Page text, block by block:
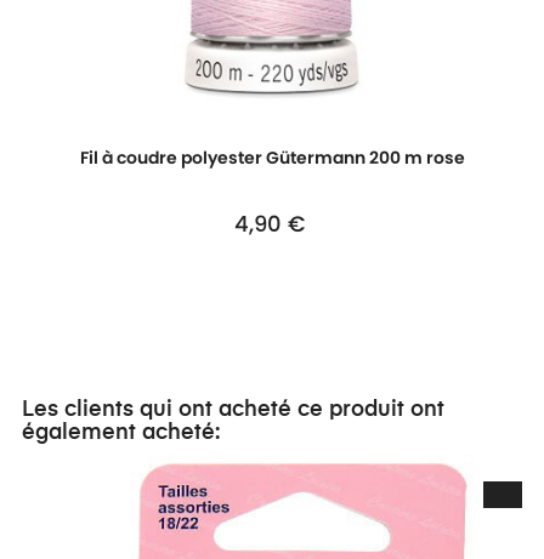
Fil à coudre polyester Gütermann 200 m rose
Prix
4,90 €
Les clients qui ont acheté ce produit ont
également acheté: